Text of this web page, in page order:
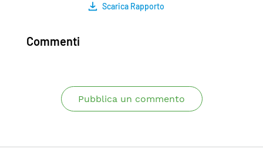
Scarica Rapporto
Commenti
Pubblica un commento